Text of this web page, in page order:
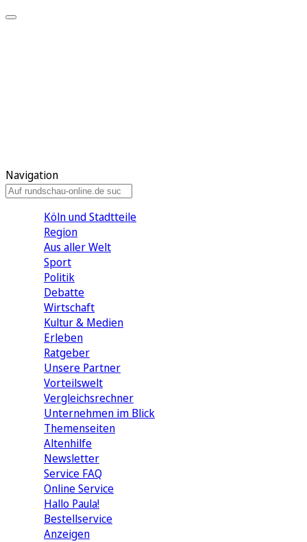
Navigation
Köln und Stadtteile
Region
Aus aller Welt
Sport
Politik
Debatte
Wirtschaft
Kultur & Medien
Erleben
Ratgeber
Unsere Partner
Vorteilswelt
Vergleichsrechner
Unternehmen im Blick
Themenseiten
Altenhilfe
Newsletter
Service FAQ
Online Service
Hallo Paula!
Bestellservice
Anzeigen